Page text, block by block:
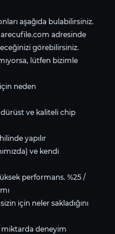
aşağıda bulabilirsiniz.
adresinde
görebilirsiniz.
lütfen bizimle
neden
ve kaliteli chip
yapılır
ve kendi
performans. %25 /
için neler sakladığını
deneyim